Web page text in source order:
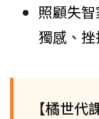
照顧失
獨感、
【橘世代